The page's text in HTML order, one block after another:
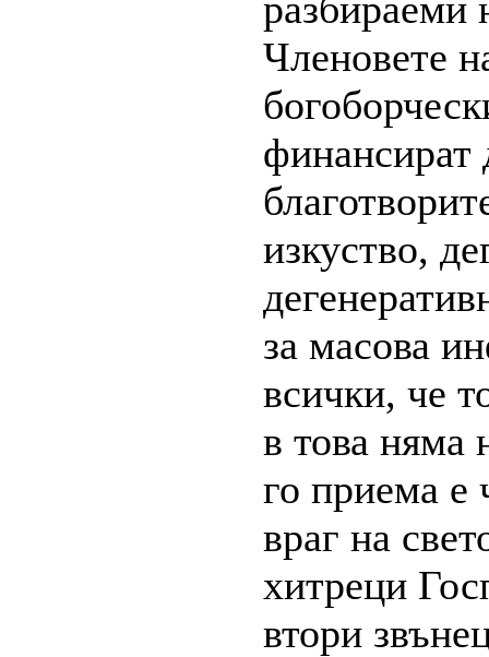
Членовете
финансират
изкуство,
за масова
всички, че
в това няма
го приема е
враг на
хитреци
втори